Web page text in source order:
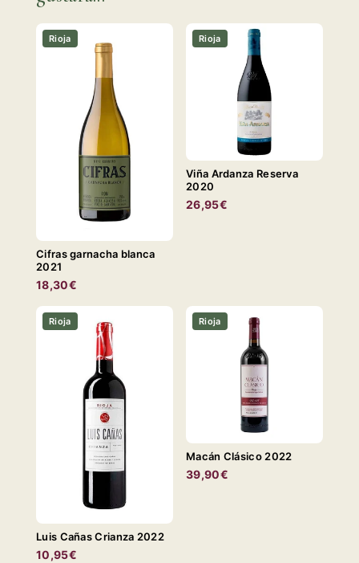
Rioja
Cifras garnacha blanca
2021
18,30€
Rioja
Viña Ardanza Reserva
2020
26,95€
Rioja
Luis Cañas Crianza 2022
10,95€
Rioja
Macán Clásico 2022
39,90€